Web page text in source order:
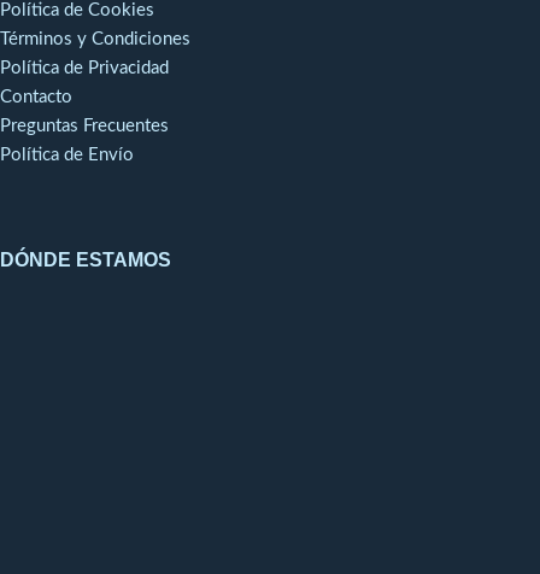
Son capaces de
soportar temperaturas
las hace perfectas
para usar en hornos y
Política de Cookies
Términos y Condiciones
Política de Privacidad
Contacto
Preguntas Frecuentes
Política de Envío
DÓNDE ESTAMOS